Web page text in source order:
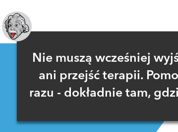
Nie muszą wcześniej
ani przejść terapii.
razu - dokładnie tam,